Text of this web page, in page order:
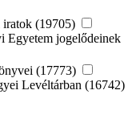
iratok (19705)
Egyetem jogelődeinek
(17773)
Levéltárban (16742)